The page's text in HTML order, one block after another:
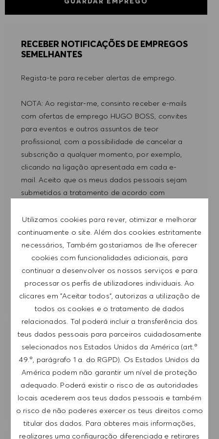
Utilizamos cookies para rever, otimizar e melhorar
continuamente o site. Além dos cookies estritamente
necessários, Também gostariamos de lhe oferecer
cookies com funcionalidades adicionais, para
continuar a desenvolver os nossos serviços e para
processar os perfis de utilizadores individuais. Ao
clicares em "Aceitar todos", autorizas a utilização de
todos os cookies e o tratamento de dados
relacionados. Tal poderá incluir a transferência dos
teus dados pessoais para parceiros cuidadosamente
selecionados nos Estados Unidos da América (art.º
49.º, parágrafo 1 a. do RGPD). Os Estados Unidos da
América podem não garantir um nível de proteção
adequado. Poderá existir o risco de as autoridades
locais acederem aos teus dados pessoais e também
o risco de não poderes exercer os teus direitos como
titular dos dados. Para obteres mais informações,
realizares uma configuração diferenciada e retirares
RECEBER NOTIFICAÇÕES DE EMPREGOS
SEMELHANTES
Regista-te para receber alertas de emprego.
NOTA: Ao registar-me, consinto receber e-mails
com ofertas de emprego HUGO BOSS, convites
para eventos e outros assuntos de teor
profissional, com a possibilidade de cancelar a
subscrição a qualquer momento, por exemplo,
clicando na ligação apresentada em cada e-
mail. Aceito que os meus dados pessoais sejam
submetidos a tratamento de acordo com
Introduzir endereço de e-mail (obrigatório)
GERIR ALERTAS
RECEBE RECOMENDAÇÕES DE EMPREGO
PERSONALIZADAS COM BASE NOS TEUS
INTERESSES.
COMEÇAR